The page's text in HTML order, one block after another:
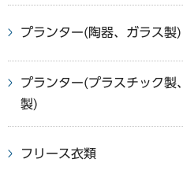
プランター(陶器、ガラス製)
プランター(プラスチック製
製)
フリース衣類